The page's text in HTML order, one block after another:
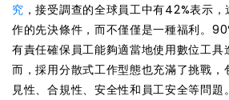
究 ，接受調查的全球員工中有42%表示
作的先決條件，而不僅僅是一種福利。
有責任確保員工能夠適當地使用數位工具
而，採用分散式工作型態也充滿了挑戰，
見性、合規性、安全性和員工安全等問題。